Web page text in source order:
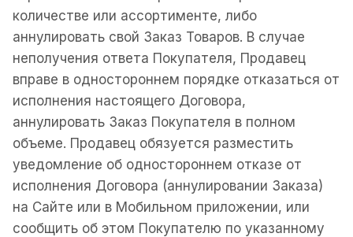
количестве или ассортименте, либо
аннулировать свой Заказ Товаров. В случае
неполучения ответа Покупателя, Продавец
вправе в одностороннем порядке отказаться от
исполнения настоящего Договора,
аннулировать Заказ Покупателя в полном
объеме. Продавец обязуется разместить
уведомление об одностороннем отказе от
исполнения Договора (аннулировании Заказа)
на Сайте или в Мобильном приложении, или
сообщить об этом Покупателю по указанному